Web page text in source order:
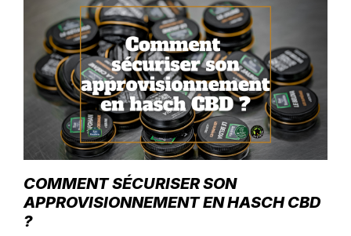
COMMENT SÉCURISER SON
APPROVISIONNEMENT EN HASCH CBD
?